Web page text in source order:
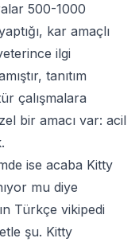
500-1000
kar amaçlı
ilgi
tanıtım
çalışmalara
bir amacı var: acil
ise acaba Kitty
mu diye
Türkçe vikipedi
şu. Kitty